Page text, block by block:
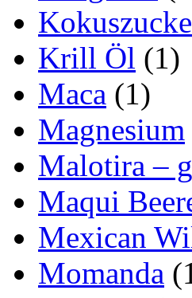
Krill Öl (1)
Maca (1)
Magnesium
Malotira –
Maqui
Mexican
Momanda